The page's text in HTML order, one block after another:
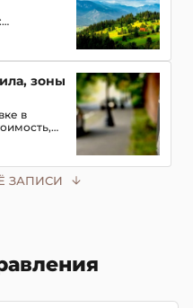
горы и
зоны
в
в 2026
ЗАПИСИ